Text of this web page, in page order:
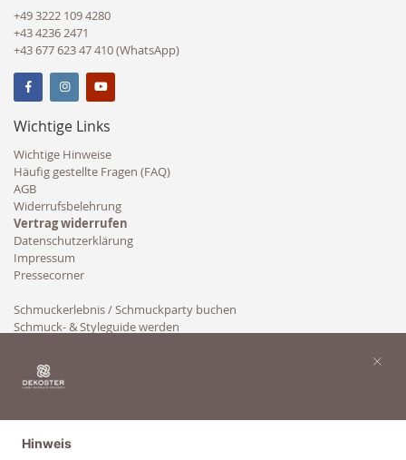
+49 3222 109 4280
+43 4236 2471
+43 677 623 47 410 (WhatsApp)
Wichtige Links
Wichtige Hinweise
Häufig gestellte Fragen (FAQ)
AGB
Widerrufsbelehrung
Vertrag widerrufen
Datenschutzerklärung
Impressum
Pressecorner
Schmuckerlebnis / Schmuckparty buchen
Schmuck- & Styleguide werden
Hinweis
×